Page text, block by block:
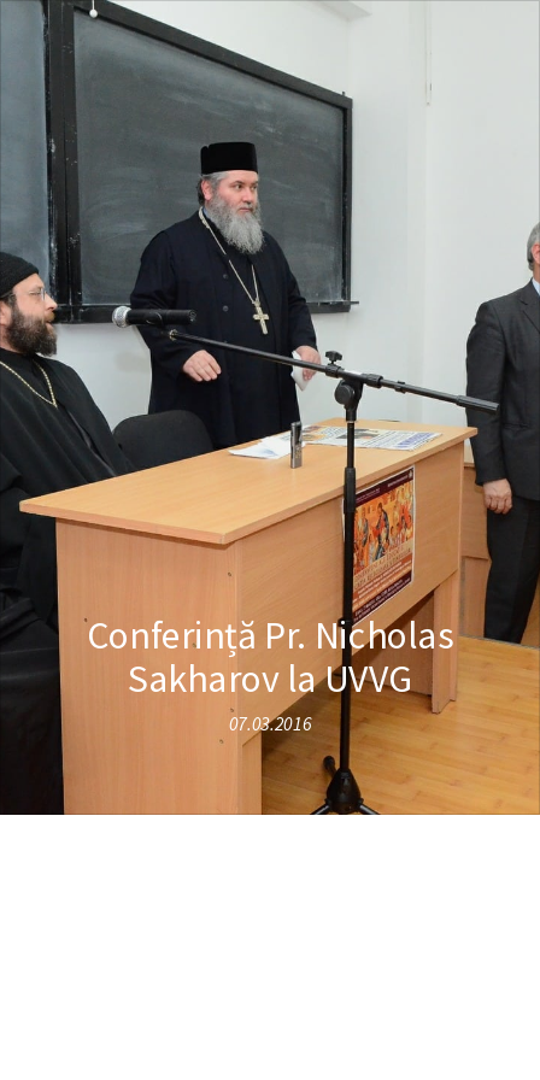
Conferință Pr. Nicholas
Sakharov la UVVG
07.03.2016